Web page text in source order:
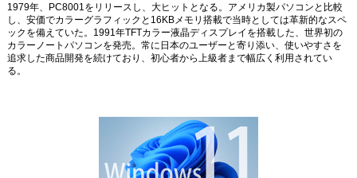
1979年、PC8001をリリースし、大ヒットとなる。アメリカ製パソコンと比較
し、安価でカラーグラフィックと16KBメモリ搭載で当時としては革新的なスペ
ックを備えていた。1991年TFTカラー液晶ディスプレイを搭載した、世界初の
カラーノートパソコンを発売。常に日本のユーザーと寄り添い、使いやすさを
追求した商品開発を続けており、初心者から上級者まで幅広く利用されてい
る。